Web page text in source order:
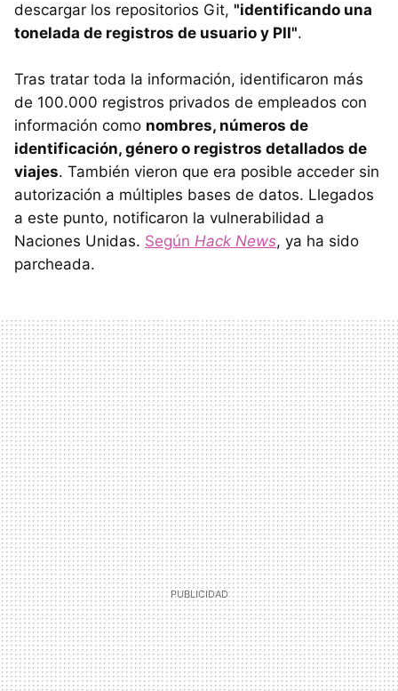
descargar los repositorios Git, "identificando una
tonelada de registros de usuario y PII".
Tras tratar toda la información, identificaron más
de 100.000 registros privados de empleados con
información como nombres, números de
identificación, género o registros detallados de
viajes. También vieron que era posible acceder sin
autorización a múltiples bases de datos. Llegados
a este punto, notificaron la vulnerabilidad a
Naciones Unidas. Según Hack News, ya ha sido
parcheada.